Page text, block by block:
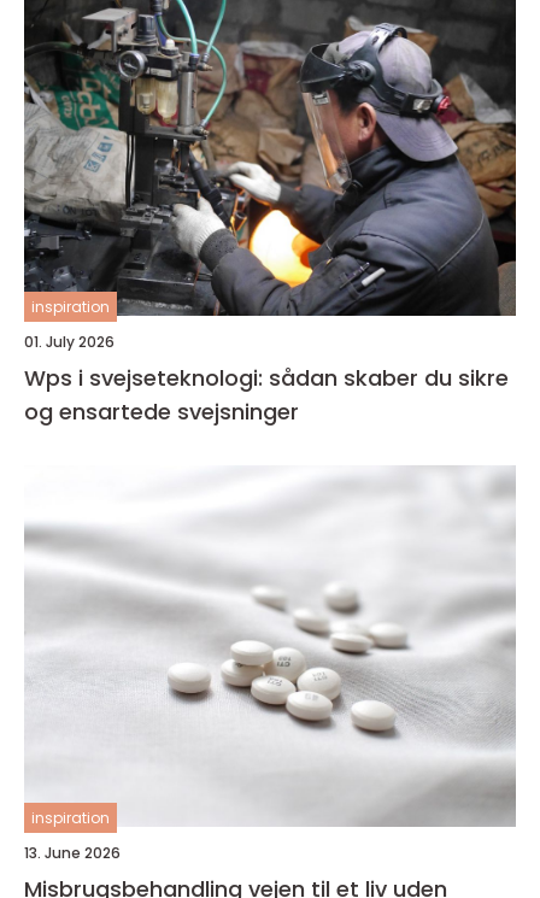
inspiration
01. July 2026
Wps i svejseteknologi: sådan skaber du sikre
og ensartede svejsninger
inspiration
13. June 2026
Misbrugsbehandling vejen til et liv uden